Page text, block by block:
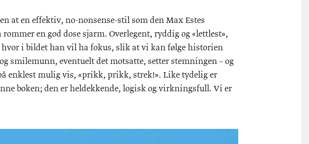
at en effektiv, no-nonsense-stil som den Max Estes
rommer en god dose sjarm. Overlegent, ryddig og «lettlest»,
i bildet han vil ha fokus, slik at vi kan følge historien
smilemunn, eventuelt det motsatte, setter stemningen – og
enklest mulig vis, «prikk, prikk, strek!». Like tydelig er
boken; den er heldekkende, logisk og virkningsfull. Vi er